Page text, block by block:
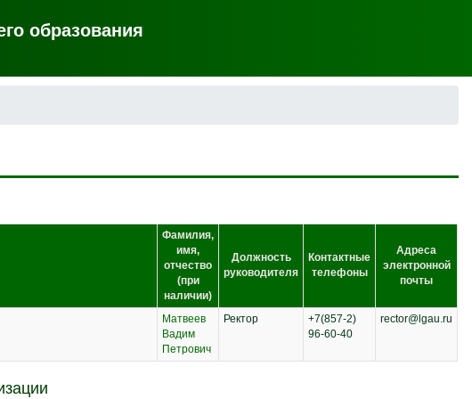
образования
Фамилия,
имя,
отчество
(при
наличии)
Должность
руководителя
Контактные
телефоны
Адреса
электронной
почты
Матвеев
Вадим
Петрович
Ректор
+7(857-2)
96-60-40
rector@lgau.ru